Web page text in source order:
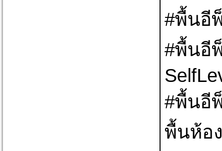
#พื้นอี
#พื้นอี
#พื้นอี
พื้นห้อ